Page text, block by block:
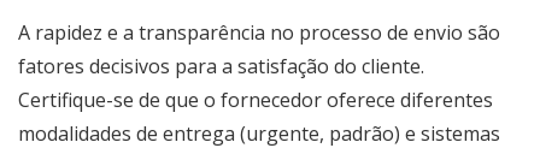
A rapidez e a transparência no processo de envio são
fatores decisivos para a satisfação do cliente.
Certifique-se de que o fornecedor oferece diferentes
modalidades de entrega (urgente, padrão) e sistemas